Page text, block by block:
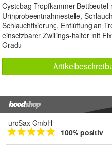
Cystobag Tropfkammer
Urinprobeentnahmestelle,
Schlauchfixierung, Entlüftung an
einsetzbarer Zwillings-halter mit
Gradu
uroSax GmbH
100% positiv